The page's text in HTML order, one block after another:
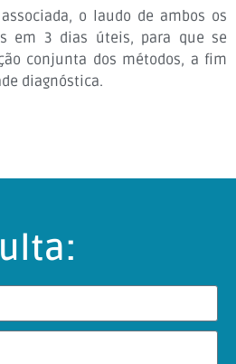
o laudo de ambos os
em 3 dias úteis, para que se
conjunta dos métodos, a fim
diagnóstica.